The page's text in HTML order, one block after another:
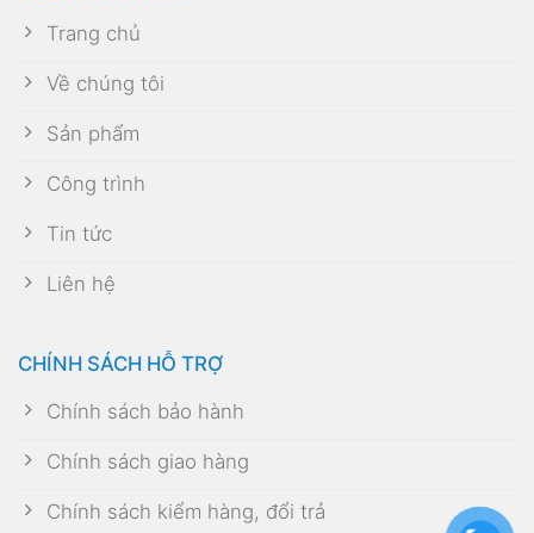
Trang chủ
Về chúng tôi
Sản phẩm
Công trình
Tin tức
Liên hệ
CHÍNH SÁCH HỖ TRỢ
Chính sách bảo hành
Chính sách giao hàng
Chính sách kiểm hàng, đổi trả